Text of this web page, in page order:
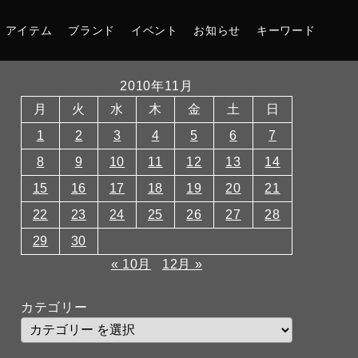
アイテム ブランド イベント お知らせ キーワード
2010年11月
月
火 水 木 金 土
日
1
2 3 4 5 6
7
8
9 10 11 12 13
14
15
16 17 18 19 20
21
22
23 24 25 26 27
28
29
30
« 10月
12月 »
カテゴリー